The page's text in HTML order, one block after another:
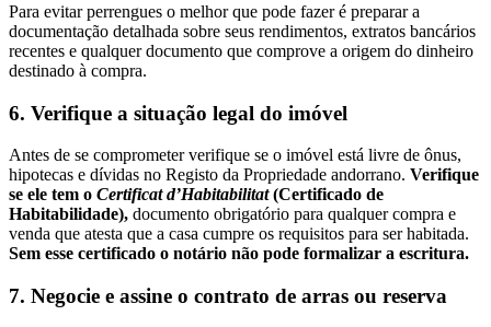
Para evitar perrengues o melhor que pode fazer é preparar a
documentação detalhada sobre seus rendimentos, extratos bancários
recentes e qualquer documento que comprove a origem do dinheiro
destinado à compra.
6. Verifique a situação legal do imóvel
Antes de se comprometer verifique se o imóvel está livre de ônus,
hipotecas e dívidas no Registo da Propriedade andorrano. Verifique
se ele tem o Certificat d’Habitabilitat(Certificado de
Habitabilidade), documento obrigatório para qualquer compra e
venda que atesta que a casa cumpre os requisitos para ser habitada.
Sem esse certificado o notário não pode formalizar a escritura.
7. Negocie e assine o contrato de arras ou reserva